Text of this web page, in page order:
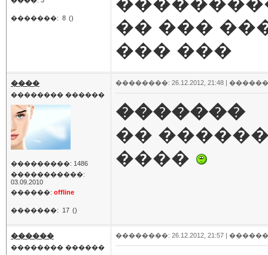
�������: 8 ()
�� ���
��� ���
����
�������� ������
���������: 1486
�����������:
03.09.2010
������: offline
�������: 17 ()
��������: 26.12.2012, 21:48 |
�������
��
����
������
�������� ������
��������: 26.12.2012, 21:57 |